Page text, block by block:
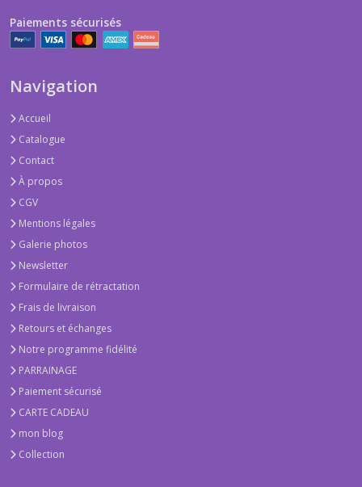
Paiements sécurisés
Navigation
Accueil
Catalogue
Contact
À propos
CGV
Mentions légales
Galerie photos
Newsletter
Formulaire de rétractation
Frais de livraison
Retours et échanges
Notre programme fidélité
PARRAINAGE
Paiement sécurisé
CARTE CADEAU
mon blog
Collection